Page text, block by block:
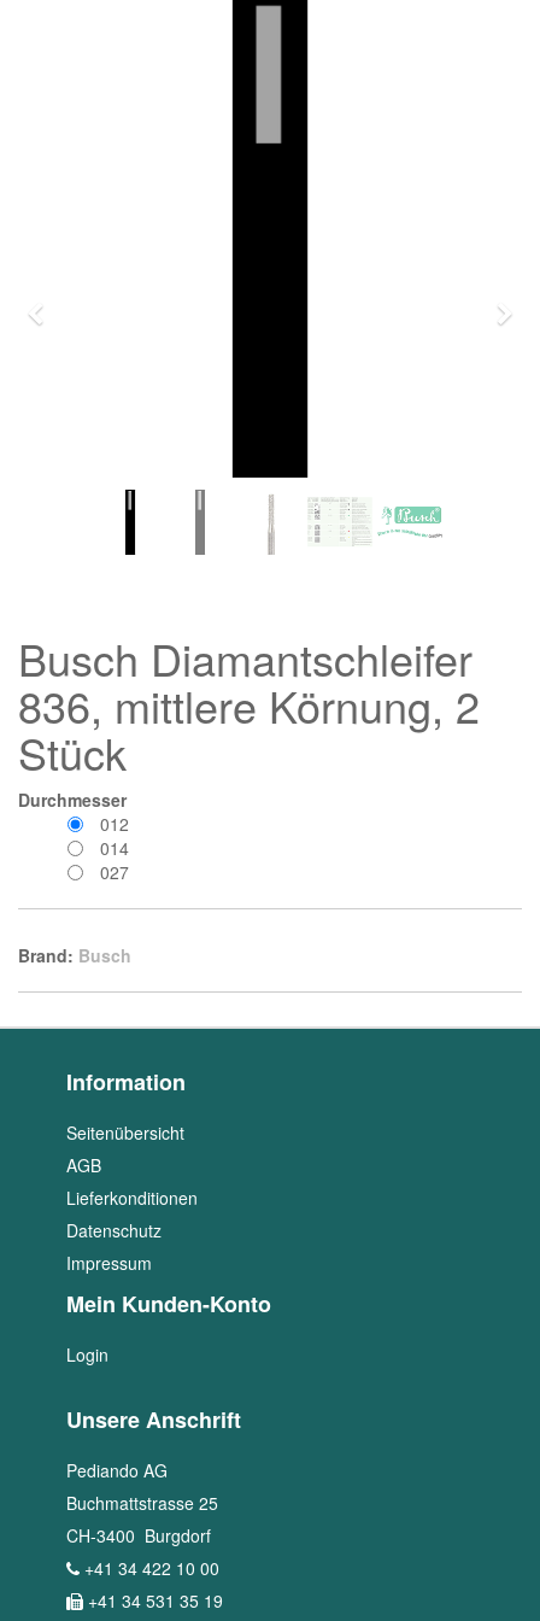
Busch Diamantschleifer
836, mittlere Körnung, 2
Stück
Durchmesser
012
014
027
Brand: Busch
Information
Seitenübersicht
AGB
Lieferkonditionen
Datenschutz
Impressum
Mein Kunden-Konto
Login
Unsere Anschrift
Pediando AG
Buchmattstrasse 25
CH-3400 Burgdorf
+41 34 422 10 00
+41 34 531 35 19